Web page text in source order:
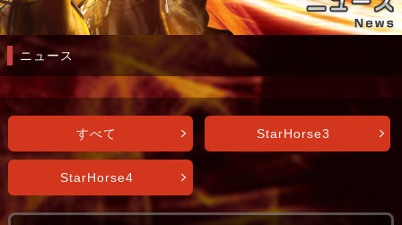
ニュース
すべて StarHorse3
StarHorse4